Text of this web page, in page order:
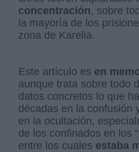
concentración, sobre
la mayoría de los
zona de Karelia.
Este artículo es en
aunque trata sobre todo
datos concretos lo que
décadas en la confusión
en la ocultación,
de los confinados en los
entre los cuales estaba